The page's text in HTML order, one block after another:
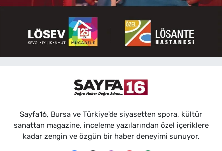
Sayfa16, Bursa ve Türkiye'de siyasetten spora, kültür
sanattan magazine, inceleme yazılarından özel içeriklere
kadar zengin ve özgün bir haber deneyimi sunuyor.